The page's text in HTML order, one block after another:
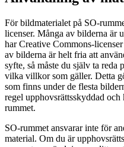
För bildmaterialet på SO-
licenser. Många av bilderna är
har Creative Commons-
av bilderna är helt fria att
syfte, så måste du själv ta reda
vilka villkor som gäller. Detta
som finns under de flesta
regel upphovsrättsskyddad
rummet.
SO-rummet ansvarar inte för
material. Om du är